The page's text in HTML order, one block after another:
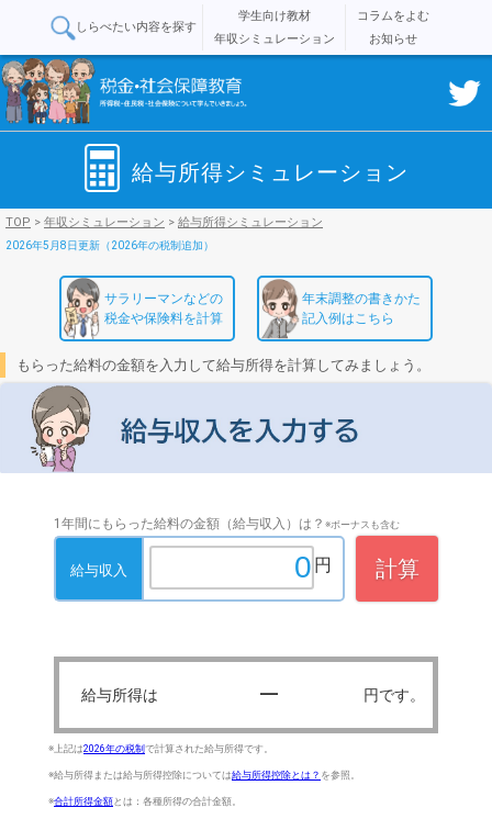
しらべたい内容を探す
学生向け教材
コラムをよむ
年収シミュレーション
お知らせ
給与所得シミュレーション
TOP > 年収シミュレーション > 給与所得シミュレーション
2026年5月8日更新（2026年の税制追加）
サラリーマンなどの
税金や保険料を計算
年末調整の書きかた
記入例はこちら
もらった給料の金額を入力して給与所得を計算してみましょう。
1年間にもらった給料の金額（給与収入）は？ ※ボーナスも含む
給与収入 円 計算
給与所得は — 円です。
※上記は2026年の税制 で計算された給与所得です。
※給与所得または給与所得控除については給与所得控除とは？ を参照。
※合計所得金額とは：各種所得の合計金額。